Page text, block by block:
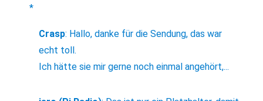
*
Crasp: Hallo, danke für die Sendung, das war
echt toll.
Ich hätte sie mir gerne noch einmal angehört,...